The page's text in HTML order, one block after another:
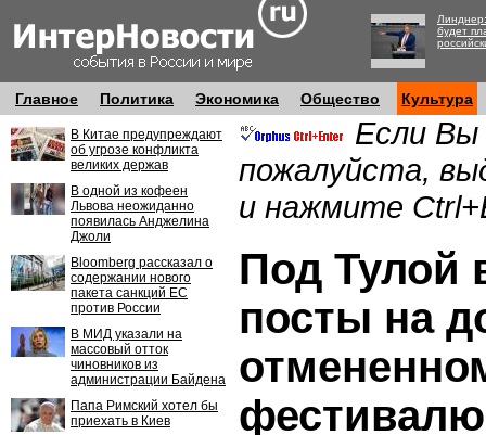
будет
Главное Политика Экономика Общество Культура
В Китае предупреждают
об угрозе конфликта
великих держав
В одной из кофеен
Львова неожиданно
появилась Анджелина
Джоли
Bloomberg рассказал о
содержании нового
пакета санкций ЕС
против России
В МИД указали на
массовый отток
чиновников из
администрации Байдена
Папа Римский хотел бы
приехать в Киев
Если Вы
пожалуйста,
и нажмите
Под Тулой
посты на